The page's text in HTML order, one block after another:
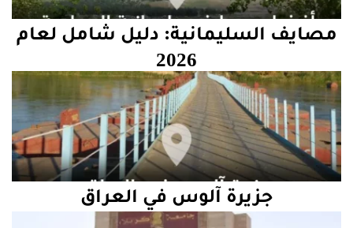
مصايف السليمانية: دليل شامل لعام
2026
جزيرة آلوس في العراق